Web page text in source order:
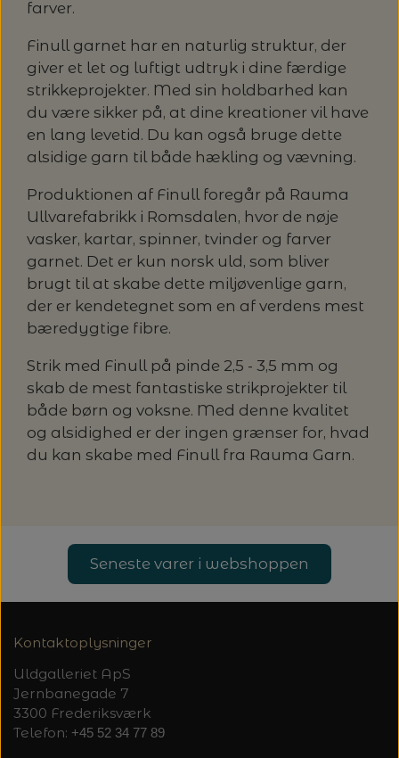
SPAR 40% - GLERUPS STØVLER BØRN (STR.
PERMIN: SPAR 30% PÅ ALLE
JULEBRODERIER
BALDYRE: UDVALGTE BRODERIER - SPAR
20%
PERMIN
SOMMERGARN
RAUMA
SUSIE HAUMANN
SAKSE
STRIKKE- OG SYNÅLE
SYTRÅD
TRYKLÅSE
farver.
Finull garnet har en naturlig struktur, der
giver et let og luftigt udtryk i dine færdige
strikkeprojekter. Med sin holdbarhed kan
du være sikker på, at dine kreationer vil have
en lang levetid. Du kan også bruge dette
alsidige garn til både hækling og vævning.
Produktionen af Finull foregår på Rauma
Ullvarefabrikk i Romsdalen, hvor de nøje
vasker, kartar, spinner, tvinder og farver
garnet. Det er kun norsk uld, som bliver
brugt til at skabe dette miljøvenlige garn,
der er kendetegnet som en af verdens mest
bæredygtige fibre.
Strik med Finull på pinde 2,5 - 3,5 mm og
skab de mest fantastiske strikprojekter til
både børn og voksne. Med denne kvalitet
og alsidighed er der ingen grænser for, hvad
du kan skabe med Finull fra Rauma Garn.
Seneste varer i webshoppen
Kontaktoplysninger
Uldgalleriet ApS
Jernbanegade 7
3300 Frederiksværk
Telefon: +45 52 34 77 89